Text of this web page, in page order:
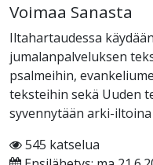
Voimaa Sanasta
Iltahartaudessa
jumalanpalveluksen
psalmeihin,
teksteihin sekä Uuden
syvennytään arki-
545 katselua